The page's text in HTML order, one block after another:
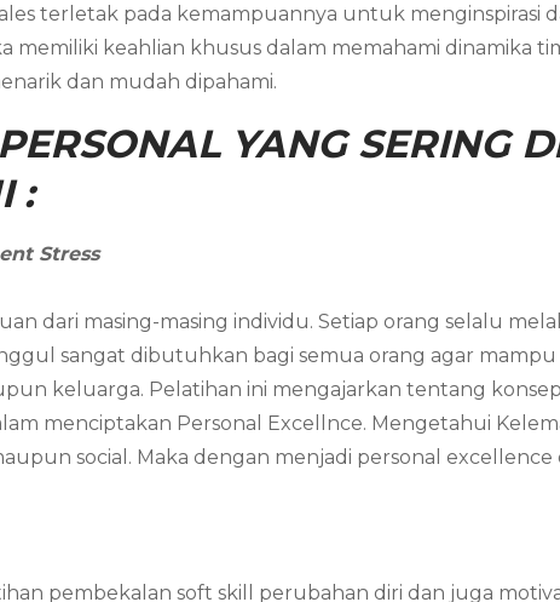
terletak pada kemampuannya untuk menginspirasi
memiliki keahlian khusus dalam memahami dinamika
dan mudah dipahami.
YANG SERING
:
Stress
dari masing-masing individu. Setiap orang selalu
sangat dibutuhkan bagi semua orang agar
keluarga. Pelatihan ini mengajarkan tentang
menciptakan Personal Excellnce. Mengetahui
social. Maka dengan menjadi personal
pembekalan soft skill perubahan diri dan juga